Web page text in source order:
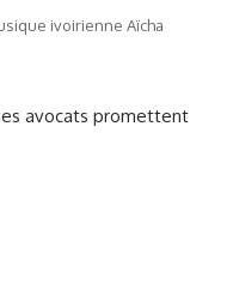
ivoirienne Aïcha